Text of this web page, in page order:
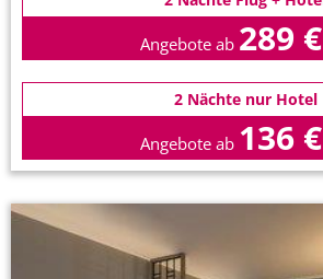
Angebote ab 289 €
2 Nächte nur Hotel
Angebote ab 136 €